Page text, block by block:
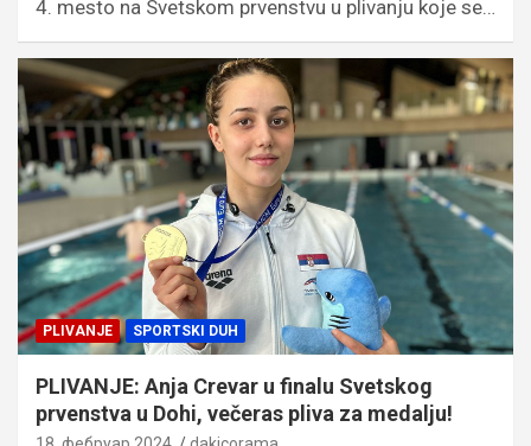
4. mesto na Svetskom prvenstvu u plivanju koje se…
PLIVANJE SPORTSKI DUH
PLIVANJE: Anja Crevar u finalu Svetskog
prvenstva u Dohi, večeras pliva za medalju!